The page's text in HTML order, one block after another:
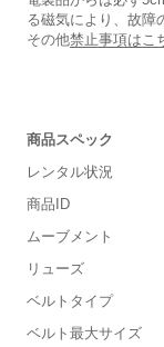
る磁気により、故障
その他禁止事項はこ
商品スペック
レンタル状況
商品ID
ムーブメント
リューズ
ベルトタイプ
ベルト最大サイズ
■重さ(ベルト込み)
■ケースの大きさ
小さい